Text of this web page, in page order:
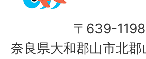
〒639-1198
奈良県大和郡山市北